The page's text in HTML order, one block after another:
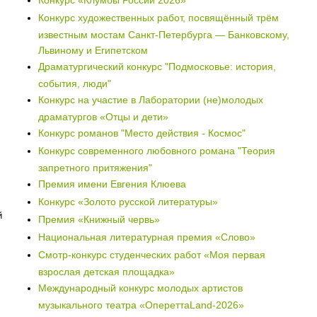
Конкурс художественных работ, посвящённый трём
известным мостам Санкт-Петербурга — Банковскому,
Львиному и Египетском
Драматургический конкурс "Подмосковье: история,
события, люди"
Конкурс на участие в Лаборатории (не)молодых
драматургов «Отцы и дети»
Конкурс романов "Место действия - Космос"
Конкурс современного любовного романа "Теория
запретного притяжения"
Премия имени Евгения Клюева
Конкурс «Золото русской литературы»
Премия «Книжный червь»
Национальная литературная премия «Слово»
Смотр-конкурс студенческих работ «Моя первая
взрослая детская площадка»
Международный конкурс молодых артистов
музыкального театра «ОпереттаLand-2026»